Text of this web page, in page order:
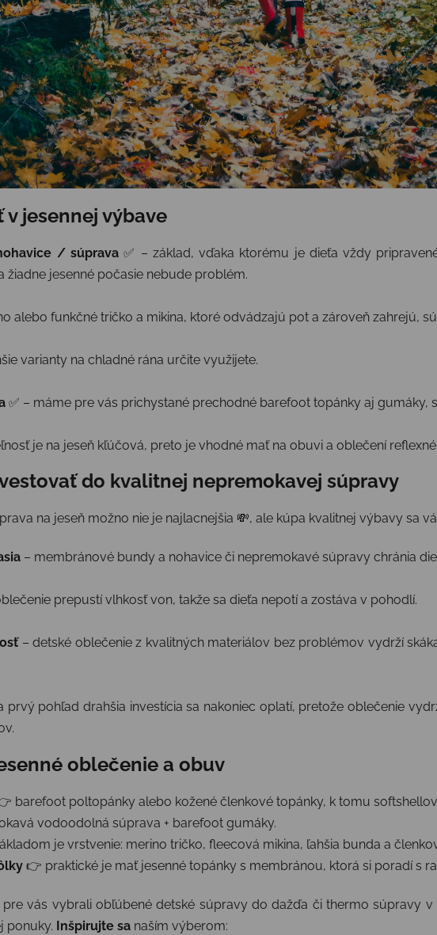
v jesennej výbave
/ súprava✅ – základ, vďaka ktorému je dieťa vždy
žiadne jesenné počasie nebude problém.
alebo funkčné tričko a mikina, ktoré odvádzajú pot a zároveň zahrejú,
varianty na chladné rána určite využijete.
✅ – máme pre vás prichystané prechodné barefoot topánky aj gumáky,
je na jeseň kľúčová, preto je vhodné mať na obuvi a oblečení
do kvalitnej nepremokavej súpravy
na jeseň možno nie je najlacnejšia 💸, ale kúpa kvalitnej výbavy sa
– membránové bundy a nohavice či nepremokavé súpravy chránia
prepustí vlhkosť von, takže sa dieťa nepotí a zostáva v pohodlí.
– detské oblečenie z kvalitných materiálov bez problémov vydrží
prvý pohľad drahšia investícia sa nakoniec oplatí, pretože oblečenie
oblečenie a obuv
barefoot poltopánky alebo kožené členkové topánky, k tomu
vodoodolná súprava + barefoot gumáky.
je vrstvenie: merino tričko, fleecová mikina, ľahšia bunda a
👉 praktické je mať jesenné topánky s membránou, ktorá si poradí s
pre vás vybrali obľúbené detské súpravy do dažďa či thermo súpravy
ponuky. Inšpirujte sa naším výberom: